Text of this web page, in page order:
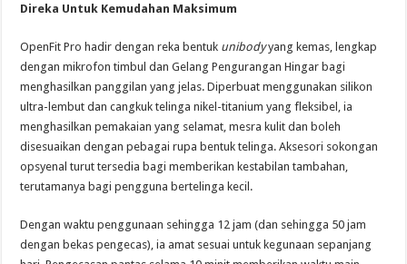
Direka Untuk Kemudahan Maksimum
OpenFit Pro hadir dengan reka bentuk unibodyyang kemas, lengkap
dengan mikrofon timbul dan Gelang Pengurangan Hingar bagi
menghasilkan panggilan yang jelas. Diperbuat menggunakan silikon
ultra-lembut dan cangkuk telinga nikel-titanium yang fleksibel, ia
menghasilkan pemakaian yang selamat, mesra kulit dan boleh
disesuaikan dengan pebagai rupa bentuk telinga. Aksesori sokongan
opsyenal turut tersedia bagi memberikan kestabilan tambahan,
terutamanya bagi pengguna bertelinga kecil.
Dengan waktu penggunaan sehingga 12 jam (dan sehingga 50 jam
dengan bekas pengecas), ia amat sesuai untuk kegunaan sepanjang